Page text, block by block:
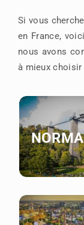
Si vous
en France,
nous avons
à mieux